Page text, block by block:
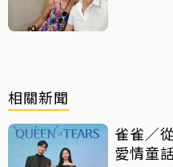
相關新聞
雀雀／
愛情童